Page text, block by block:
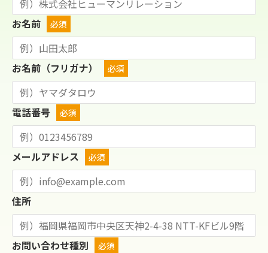
お名前 必須
お名前（フリガナ） 必須
電話番号 必須
メールアドレス 必須
住所
お問い合わせ種別 必須